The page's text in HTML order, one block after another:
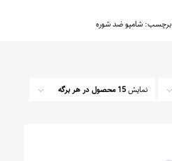
برچسب: شامپو ضد شوره
نمایش15 محصول در هر برگه